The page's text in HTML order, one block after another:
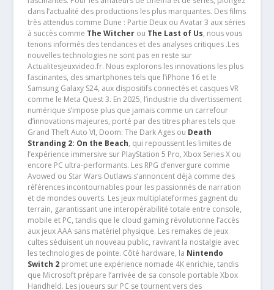
dans l’actualité des productions les plus marquantes. Des films
très attendus comme Dune : Partie Deux ou Avatar 3 aux séries
à succès comme The Witcherou The Last of Us, nous vous
tenons informés des tendances et des analyses critiques .Les
nouvelles technologies ne sont pas en reste sur
Actualitesjeuxvideo.fr. Nous explorons les innovations les plus
fascinantes, des smartphones tels que l’iPhone 16 et le
Samsung Galaxy S24, aux dispositifs connectés et casques VR
comme le Meta Quest 3. En 2025, l’industrie du divertissement
numérique s’impose plus que jamais comme un carrefour
d’innovations majeures, porté par des titres phares tels que
Grand Theft Auto VI, Doom: The Dark Ages ou Death
Stranding 2: On the Beach, qui repoussent les limites de
l’expérience immersive sur PlayStation 5 Pro, Xbox Series X ou
encore PC ultra-performants. Les RPG d’envergure comme
Avowed ou Star Wars Outlaws s’annoncent déjà comme des
références incontournables pour les passionnés de narration
et de mondes ouverts. Les jeux multiplateformes gagnent du
terrain, garantissant une interopérabilité totale entre console,
mobile et PC, tandis que le cloud gaming révolutionne l’accès
aux jeux AAA sans matériel physique. Les remakes de jeux
cultes séduisent un nouveau public, ravivant la nostalgie avec
les technologies de pointe. Côté hardware, la Nintendo
Switch 2promet une expérience nomade 4K enrichie, tandis
que Microsoft prépare l’arrivée de sa console portable Xbox
Handheld. Les joueurs sur PC se tournent vers des